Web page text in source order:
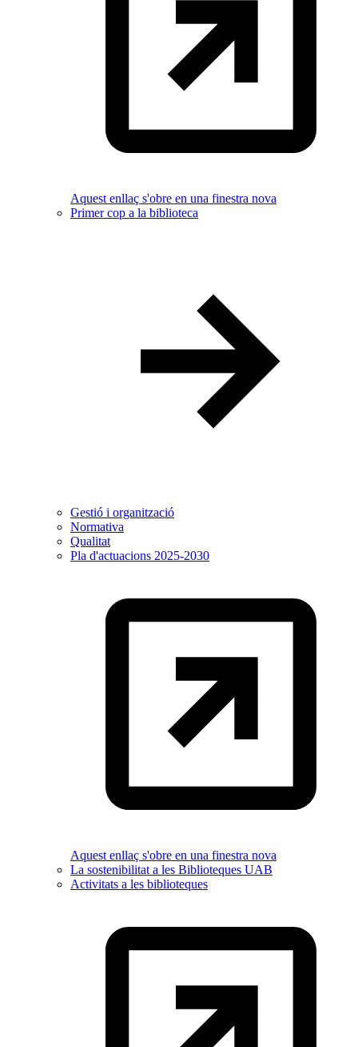
Aquest enllaç s'obre en una finestra nova
Primer cop a la biblioteca
Gestió i organització
Normativa
Qualitat
Pla d'actuacions 2025-2030
Aquest enllaç s'obre en una finestra nova
La sostenibilitat a les Biblioteques UAB
Activitats a les biblioteques